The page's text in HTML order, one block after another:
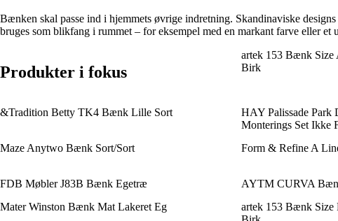
Bænken skal passe ind i hjemmets øvrige indretning. Skandinaviske
bruges som blikfang i rummet – for eksempel med en markant farve eller et
Produkter i fokus
artek 153 Bænk Size
Birk
&Tradition Betty TK4 Bænk Lille Sort
HAY Palissade
Monterings Set Ikke
Maze Anytwo Bænk Sort/Sort Form & Refine A
FDB Møbler J83B Bænk Egetræ
AYTM CURVA
Mater Winston Bænk Mat Lakeret Eg
artek 153 Bænk